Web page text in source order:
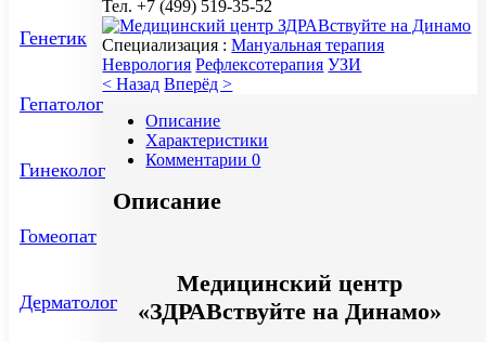
Тел. +7 (499) 519-35-52
Специализация :Мануальная терапия
Неврология Рефлексотерапия УЗИ
< Назад Вперёд >
Описание
Характеристики
Комментарии0
Описание
Медицинский центр
«ЗДРАВствуйте на Динамо»
Генетик
Гепатолог
Гинеколог
Гомеопат
Дерматолог